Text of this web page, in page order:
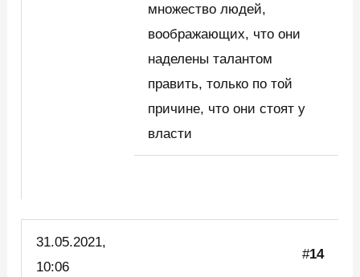
множество людей,
воображающих, что они
наделены талантом
править, только по той
причине, что они стоят у
власти
31.05.2021,
10:06
#14